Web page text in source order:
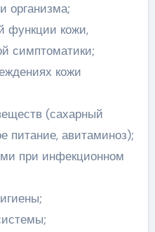
организма;
функции кожи,
симптоматики;
кожи
(сахарный
питание, авитаминоз);
при инфекционном